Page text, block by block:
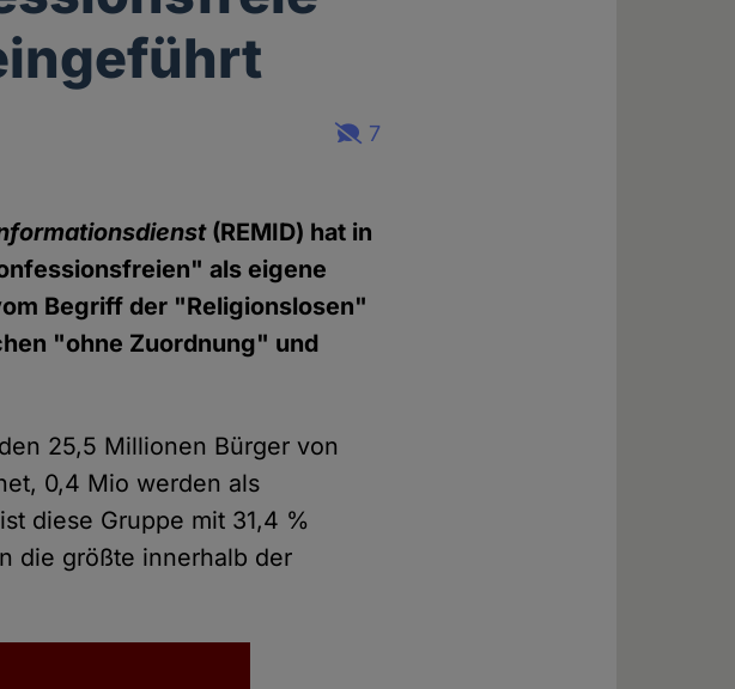
7
(REMID) hat in
als eigene
Begriff der "Religionslosen"
"ohne Zuordnung" und
25,5 Millionen Bürger von
0,4 Mio werden als
diese Gruppe mit 31,4 %
die größte innerhalb der